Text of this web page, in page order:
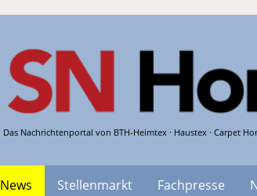
Das Nachrichtenportal von BTH-Heimtex · Haustex · Carpet
News Stellenmarkt Fachpresse